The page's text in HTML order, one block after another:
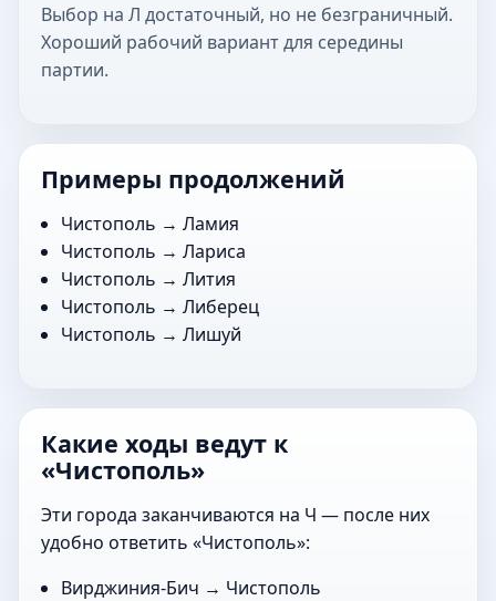
Выбор на Л достаточный, но не безграничный.
Хороший рабочий вариант для середины
партии.
Примеры продолжений
Чистополь →Ламия
Чистополь →Лариса
Чистополь →Лития
Чистополь →Либерец
Чистополь →Лишуй
Какие ходы ведут к
«Чистополь»
Эти города заканчиваются на Ч — после них
удобно ответить «Чистополь»:
Вирджиния-Бич → Чистополь